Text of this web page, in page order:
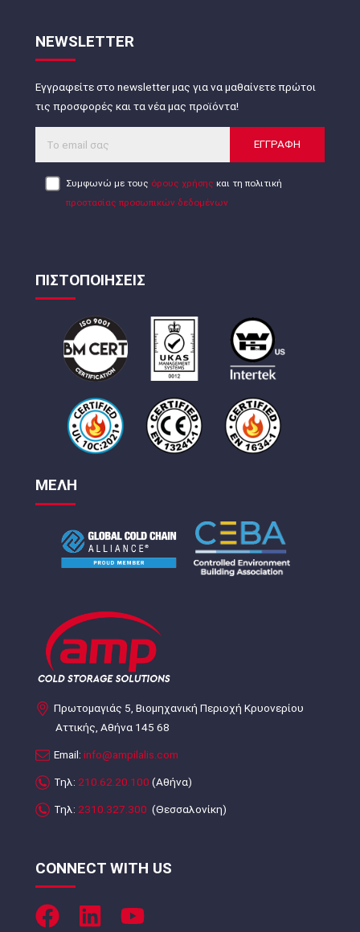
NEWSLETTER
Εγγραφείτε στο newsletter μας για να μαθαίνετε πρώτοι
τις προσφορές και τα νέα μας προϊόντα!
ΕΓΓΡΑΦΗ
Συμφωνώ με τους όρους χρήσης και τη πολιτική
προστασίας προσωπικών δεδομένων
ΠΙΣΤΟΠΟΙΗΣΕΙΣ
ΜΕΛΗ
Πρωτομαγιάς 5, Βιομηχανική Περιοχή Κρυονερίου
Αττικής, Αθήνα 145 68
Email: info@ampilalis.com
Τηλ: 210.62.20.100 (Αθήνα)
Τηλ: 2310.327.300 (Θεσσαλονίκη)
CONNECT WITH US